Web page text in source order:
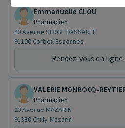
Emmanuelle CLOU
Pharmacien
40 Avenue SERGE DASSAULT
91100 Corbeil-Essonnes
Rendez-vous en
VALERIE MONROCQ-
Pharmacien
20 Avenue MAZARIN
91380 Chilly-Mazarin